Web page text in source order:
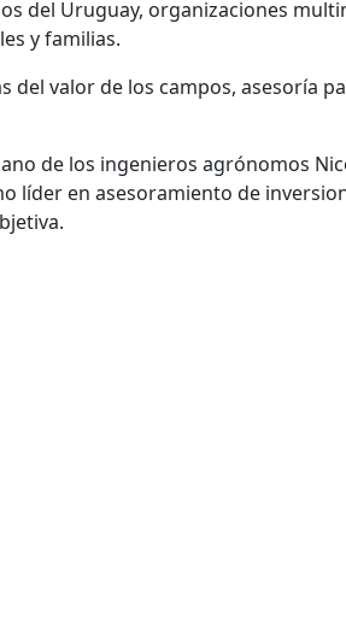
del Uruguay, organizaciones
y familias.
del valor de los campos, asesoría
de los ingenieros agrónomos
líder en asesoramiento de